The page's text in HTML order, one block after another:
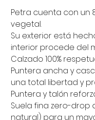
Petra cuenta con un
vegetal.
Su exterior está
interior procede del
Calzado 100%
Puntera ancha y
una total libertad y
Puntera y talón
Suela fina zero-drop
natural) para un